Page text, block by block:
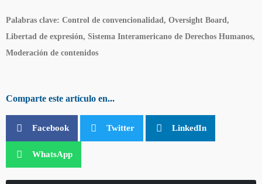
Palabras clave: Control de convencionalidad, Oversight Board,
Libertad de expresión, Sistema Interamericano de Derechos Humanos,
Moderación de contenidos
Comparte este artículo en...
Facebook Twitter LinkedIn
WhatsApp